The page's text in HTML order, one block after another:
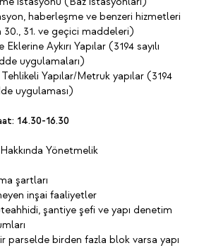
haberleşme ve benzeri hizmetleri
30., 31. ve geçici maddeleri)
Aykırı Yapılar (3194 sayılı
uygulamaları)
Yapılar/Metruk yapılar (3194
uygulaması)
14.30-16.30
Yönetmelik
şartları
inşai faaliyetler
şantiye şefi ve yapı denetim
parselde birden fazla blok varsa yapı